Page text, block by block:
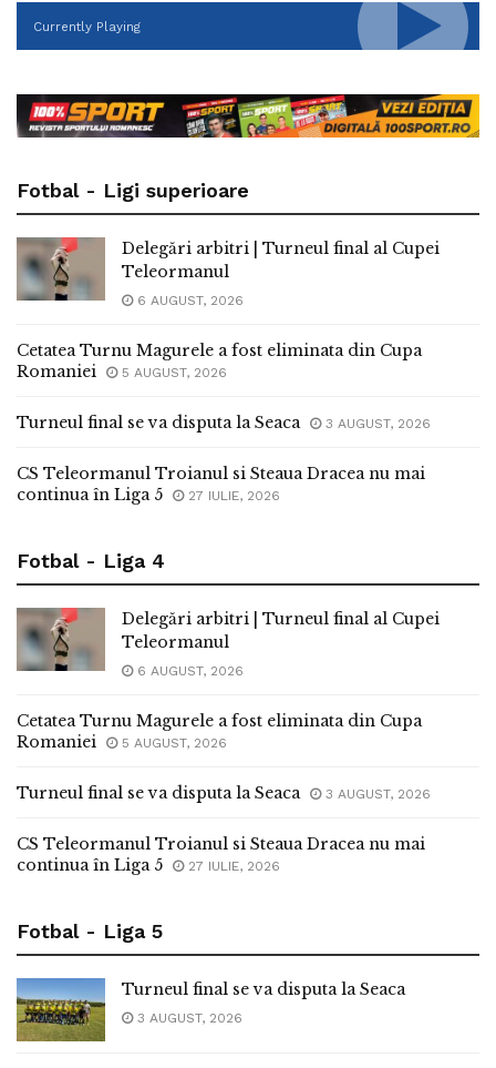
Currently Playing
Fotbal - Ligi superioare
Delegări arbitri | Turneul final al Cupei
Teleormanul
6 AUGUST, 2026
Cetatea Turnu Magurele a fost eliminata din Cupa
Romaniei
5 AUGUST, 2026
Turneul final se va disputa la Seaca 3 AUGUST, 2026
CS Teleormanul Troianul si Steaua Dracea nu mai
continua în Liga 5
27 IULIE, 2026
Fotbal - Liga 4
Delegări arbitri | Turneul final al Cupei
Teleormanul
6 AUGUST, 2026
Cetatea Turnu Magurele a fost eliminata din Cupa
Romaniei
5 AUGUST, 2026
Turneul final se va disputa la Seaca 3 AUGUST, 2026
CS Teleormanul Troianul si Steaua Dracea nu mai
continua în Liga 5
27 IULIE, 2026
Fotbal - Liga 5
Turneul final se va disputa la Seaca
3 AUGUST, 2026